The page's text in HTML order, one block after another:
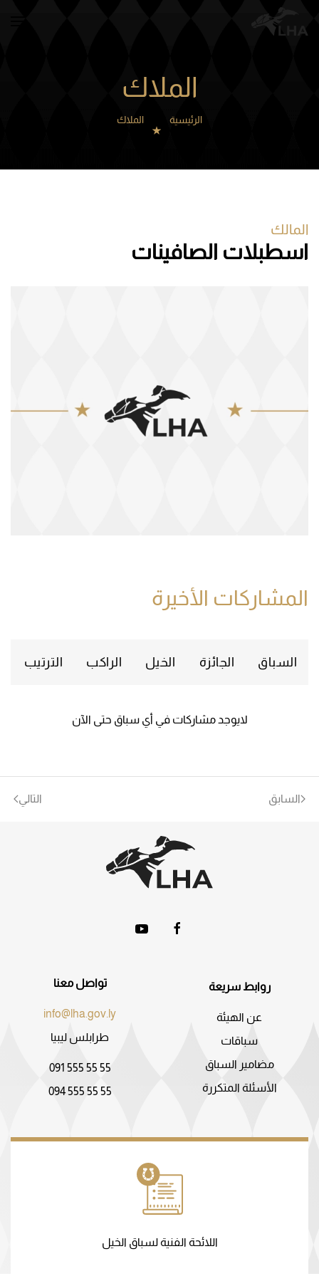
الملاك
الرئيسية الملاك
المالك
اسطبلات الصافينات
المشاركات الأخيرة
السباق الجائزة الخيل الراكب الترتيب
لايوجد مشاركات في أي سباق حتى الآن
السابق التالي
روابط سريعة
عن الهيئة
سباقات
مضامير السباق
الأسئلة المتكررة
تواصل معنا
info@lha.gov.ly
طرابلس ليبيا
091 555 55 55
094 555 55 55
اللائحة الفنية لسباق الخيل